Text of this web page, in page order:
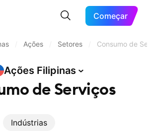
Começar
Ações Setores Consumo de
Ações Filipinas
de Serviços
Indústrias